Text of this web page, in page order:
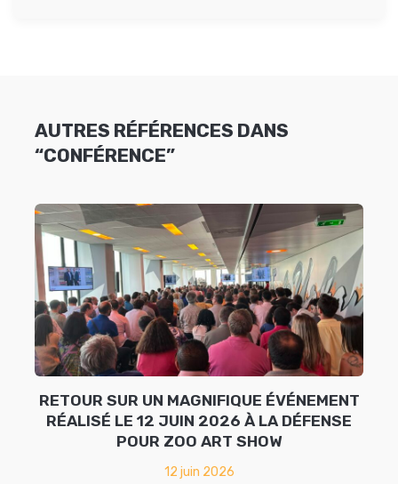
AUTRES RÉFÉRENCES DANS
“CONFÉRENCE”
RETOUR SUR UN MAGNIFIQUE ÉVÉNEMENT
RÉALISÉ LE 12 JUIN 2026 À LA DÉFENSE
POUR ZOO ART SHOW
12 juin 2026